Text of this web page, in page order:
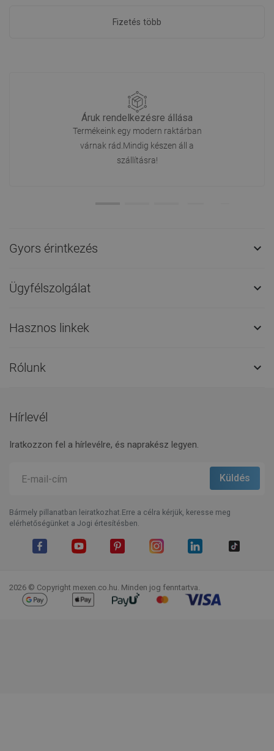
Fizetés több
Áruk rendelkezésre állása
Termékeink egy modern raktárban
várnak rád.Mindig készen áll a
szállításra!
Gyors érintkezés 
Ügyfélszolgálat 
Hasznos linkek 
Rólunk 
Hírlevél
Iratkozzon fel a hírlevélre, és naprakész legyen.
Bármely pillanatban leiratkozhat.Erre a célra kérjük, keresse meg
elérhetőségünket a Jogi értesítésben.
2026 © Copyright mexen.co.hu. Minden jog fenntartva.